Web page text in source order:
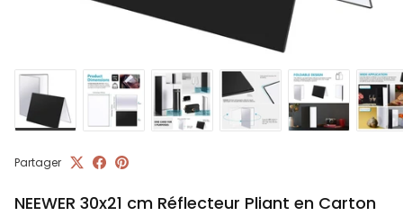
Partager
NEEWER 30x21 cm Réflecteur Pliant en Carton